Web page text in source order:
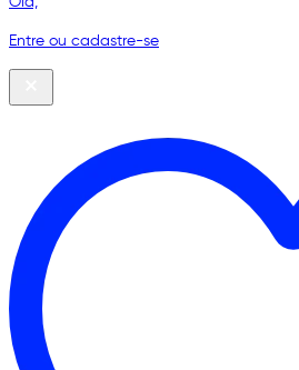
Entre ou cadastre-se